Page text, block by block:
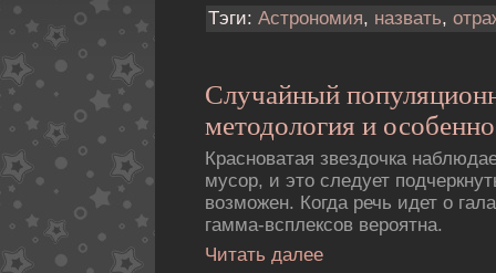
Тэги: Астрономия, назвать,
Случайный
методология и
Красноватая звездочка
мусор, и это следует
возможен. Когда речь идет о
гамма-всплексов вероятна.
Читать далее